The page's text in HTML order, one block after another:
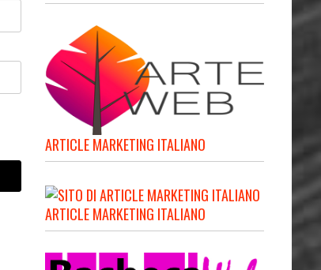
ARTICLE MARKETING ITALIANO
ARTICLE MARKETING ITALIANO